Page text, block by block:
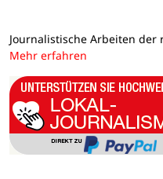
Journalistische Arbeiten
Mehr erfahren